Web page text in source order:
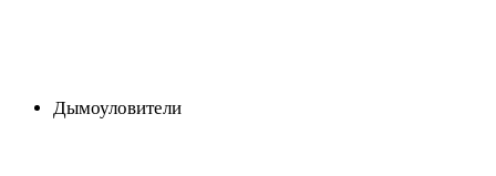
Дымоуловители